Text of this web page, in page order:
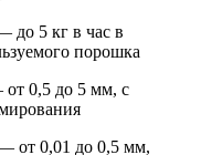
до 5 кг в час в
порошка
от 0,5 до 5 мм, с
от 0,01 до 0,5 мм,